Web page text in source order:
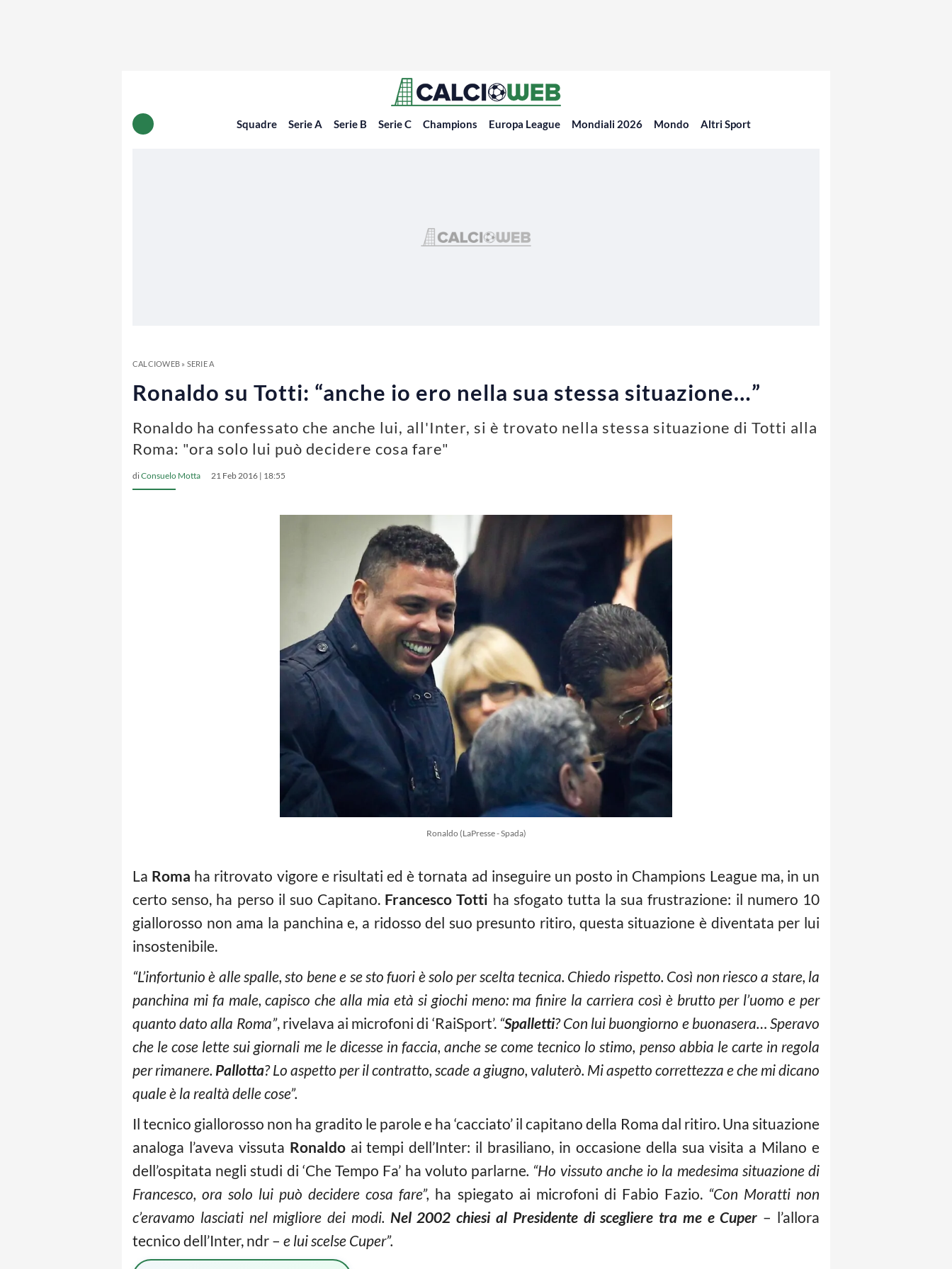
Squadre Serie A Serie B Serie C Champions Europa League Mondiali 2026 Mondo Altri Sport
CALCIOWEB» SERIE A
Ronaldo su Totti: “anche io ero nella sua stessa situazione…”
Ronaldo ha confessato che anche lui, all'Inter, si è trovato nella stessa situazione di Totti alla
Roma: "ora solo lui può decidere cosa fare"
diConsuelo Motta 21 Feb 2016 | 18:55
Ronaldo (LaPresse - Spada)
La Roma ha ritrovato vigore e risultati ed è tornata ad inseguire un posto in Champions League ma, in un
certo senso, ha perso il suo Capitano. Francesco Totti ha sfogato tutta la sua frustrazione: il numero 10
giallorosso non ama la panchina e, a ridosso del suo presunto ritiro, questa situazione è diventata per lui
insostenibile.
“L’infortunio è alle spalle, sto bene e se sto fuori è solo per scelta tecnica. Chiedo rispetto. Così non riesco a stare, la
panchina mi fa male, capisco che alla mia età si giochi meno: ma finire la carriera così è brutto per l’uomo e per
quanto dato alla Roma”, rivelava ai microfoni di ‘RaiSport’.“Spalletti? Con lui buongiorno e buonasera… Speravo
che le cose lette sui giornali me le dicesse in faccia, anche se come tecnico lo stimo, penso abbia le carte in regola
per rimanere. Pallotta? Lo aspetto per il contratto, scade a giugno, valuterò. Mi aspetto correttezza e che mi dicano
quale è la realtà delle cose”.
Il tecnico giallorosso non ha gradito le parole e ha ‘cacciato’ il capitano della Roma dal ritiro. Una situazione
analoga l’aveva vissuta Ronaldoai tempi dell’Inter: il brasiliano, in occasione della sua visita a Milano e
dell’ospitata negli studi di ‘Che Tempo Fa’ ha voluto parlarne. “Ho vissuto anche io la medesima situazione di
Francesco, ora solo lui può decidere cosa fare”, ha spiegato ai microfoni di Fabio Fazio. “Con Moratti non
c’eravamo lasciati nel migliore dei modi. Nel 2002 chiesi al Presidente di scegliere tra me e Cuper – l’allora
tecnico dell’Inter, ndr – e lui scelse Cuper”.